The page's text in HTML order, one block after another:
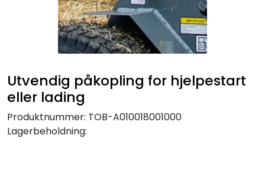
Utvendig påkopling for hjelpestart
eller lading
Produktnummer: TOB-A010018001000
Lagerbeholdning:
Filter og servicedeler
Service og støtte
Salgsorganisasjon